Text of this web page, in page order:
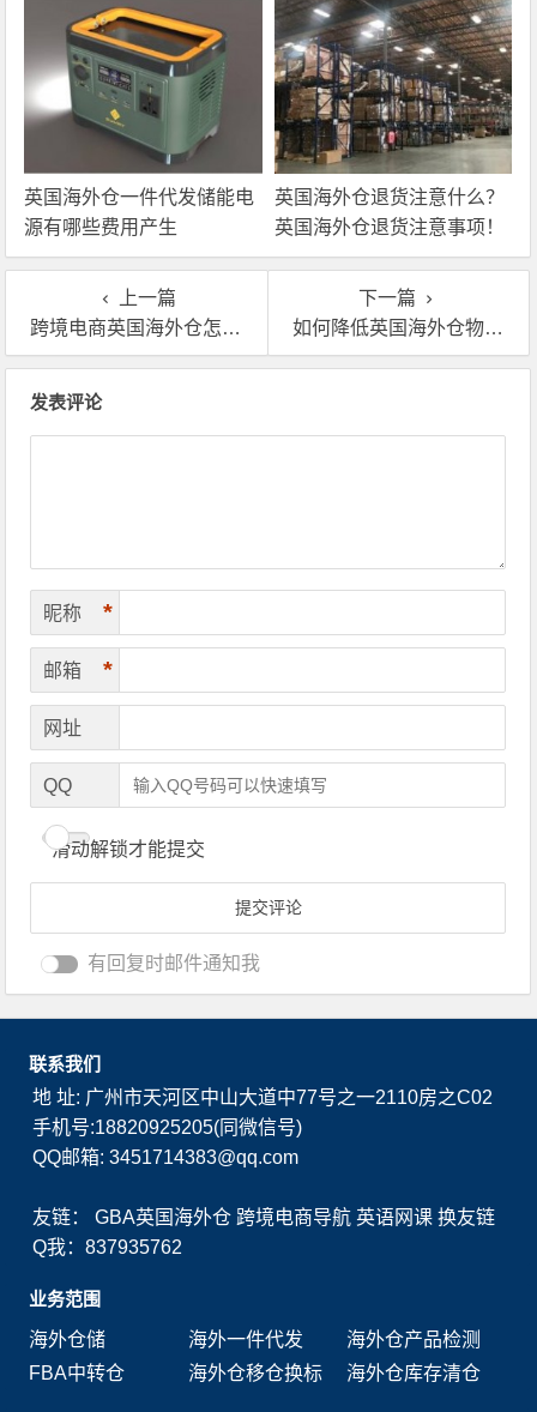
英国海外仓一件代发储能电
源有哪些费用产生
英国海外仓退货注意什么？
英国海外仓退货注意事项！
上一篇
跨境电商英国海外仓怎样选品比较合适？
下一篇
如何降低英国海外仓物流成本以及仓储服务成本
发表评论
昵称 *
邮箱 *
网址
QQ
滑动解锁才能提交
有回复时邮件通知我
联系我们
地 址: 广州市天河区中山大道中77号之一2110房之C02
手机号:18820925205(同微信号)
QQ邮箱: 3451714383@qq.com
友链：GBA英国海外仓 跨境电商导航 英语网课 换友链
Q我：837935762
业务范围
海外仓储
海外一件代发
海外仓产品检测
FBA中转仓
海外仓移仓换标 海外仓库存清仓